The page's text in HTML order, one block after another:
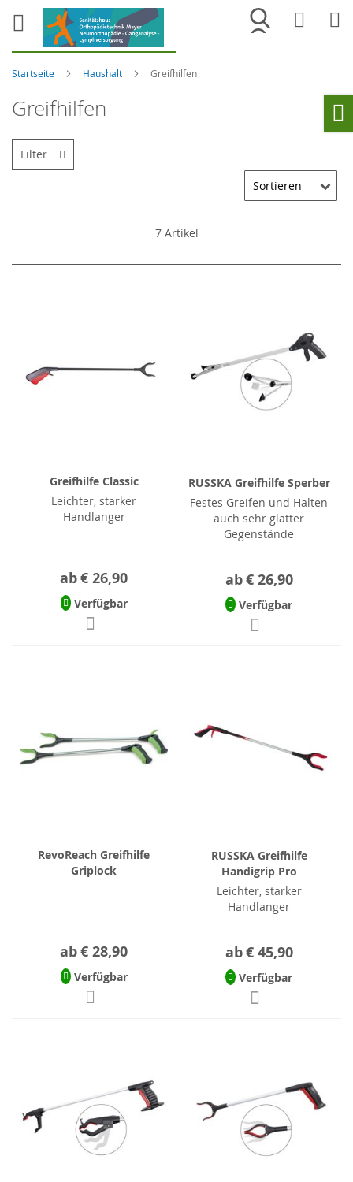
Merkliste
Startseite Haushalt Greifhilfen
Greifhilfen
7Artikel
Greifhilfe Classic
Leichter, starker
Handlanger
ab€ 26,90
Verfügbar
RUSSKA Greifhilfe Sperber
Festes Greifen und Halten
auch sehr glatter
Gegenstände
ab€ 26,90
Verfügbar
RevoReach Greifhilfe
Griplock
ab€ 28,90
Verfügbar
RUSSKA Greifhilfe
Handigrip Pro
Leichter, starker
Handlanger
ab€ 45,90
Verfügbar
Filter